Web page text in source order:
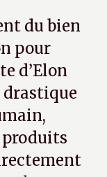
du bien
pour
d’Elon
drastique
produits